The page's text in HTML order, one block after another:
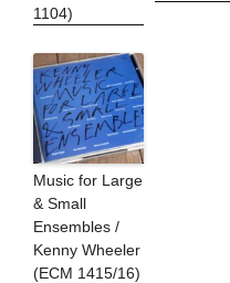
1104)
Music for Large
& Small
Ensembles /
Kenny Wheeler
(ECM 1415/16)